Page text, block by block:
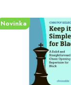
Novinka